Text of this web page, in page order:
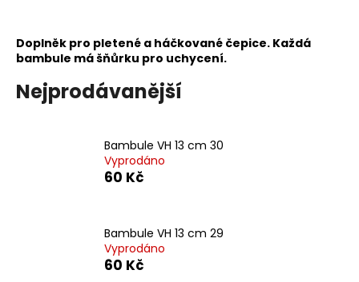
Doplněk pro pletené a háčkované čepice. Každá
bambule má šňůrku pro uchycení.
Nejprodávanější
Bambule VH 13 cm 30
Vyprodáno
60 Kč
Bambule VH 13 cm 29
Vyprodáno
60 Kč
b
u
j